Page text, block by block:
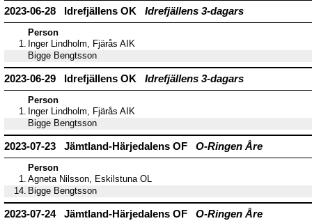
2023-06-28 Idrefjällens OK Idrefjällens 3-dagars
Person
1. Inger Lindholm, Fjärås AIK
Bigge Bengtsson
2023-06-29 Idrefjällens OK Idrefjällens 3-dagars
Person
1. Inger Lindholm, Fjärås AIK
Bigge Bengtsson
2023-07-23 Jämtland-Härjedalens OF O-Ringen Åre
Person
1. Agneta Nilsson, Eskilstuna OL
14. Bigge Bengtsson
2023-07-24 Jämtland-Härjedalens OF O-Ringen Åre